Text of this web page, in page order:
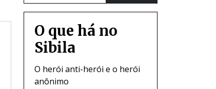
O que há no
Sibila
O herói anti-herói e o herói
anônimo